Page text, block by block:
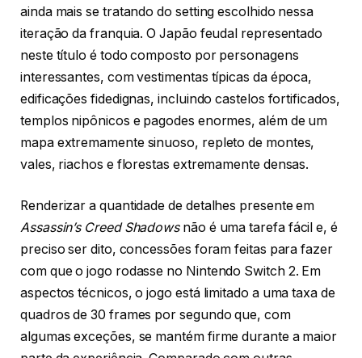
ainda mais se tratando do setting escolhido nessa
iteração da franquia. O Japão feudal representado
neste título é todo composto por personagens
interessantes, com vestimentas típicas da época,
edificações fidedignas, incluindo castelos fortificados,
templos nipônicos e pagodes enormes, além de um
mapa extremamente sinuoso, repleto de montes,
vales, riachos e florestas extremamente densas.
Renderizar a quantidade de detalhes presente em
Assassin’s Creed Shadows não é uma tarefa fácil e, é
preciso ser dito, concessões foram feitas para fazer
com que o jogo rodasse no Nintendo Switch 2. Em
aspectos técnicos, o jogo está limitado a uma taxa de
quadros de 30 frames por segundo que, com
algumas exceções, se mantém firme durante a maior